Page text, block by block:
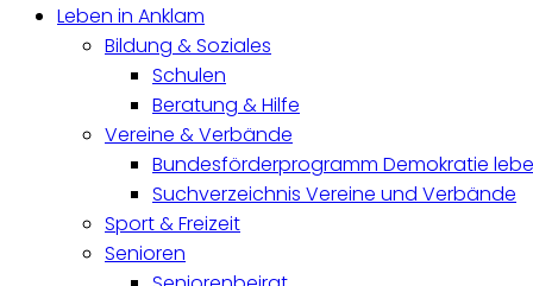
Leben in Anklam
Bildung & Soziales
Schulen
Beratung & Hilfe
Vereine & Verbände
Bundesförderprogramm Demokratie
Suchverzeichnis Vereine und Verbände
Sport & Freizeit
Senioren